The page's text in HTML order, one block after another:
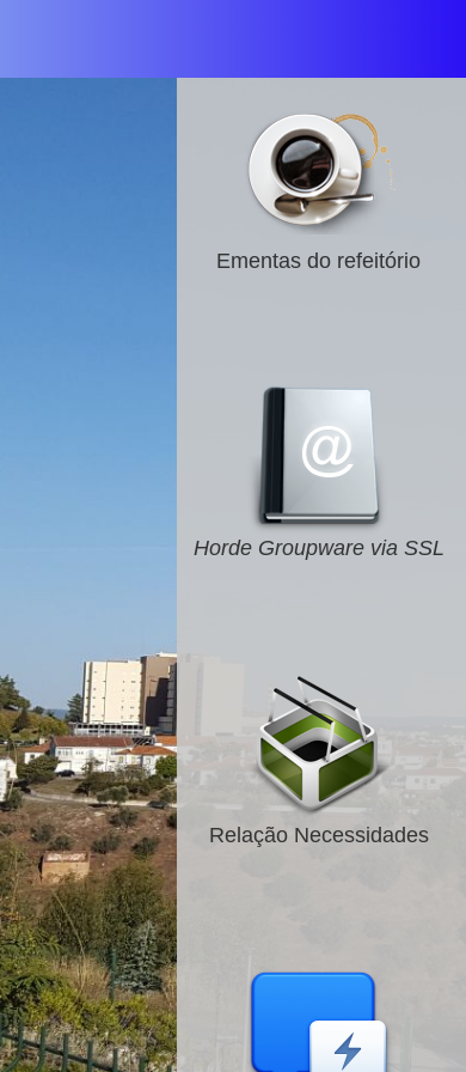
Ementas do refeitório
Horde Groupware via SSL
Relação Necessidades